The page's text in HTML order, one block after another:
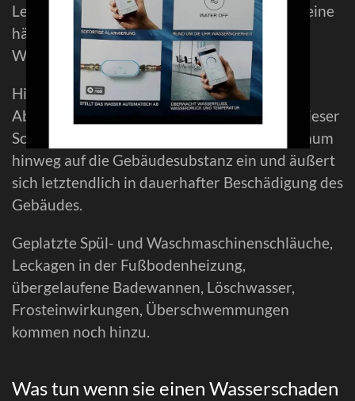
Leitungen und Zu- oder Abwasserleitungen eine
häufige Ursache für den auftretenden
Wasserschaden.
Hinzu kommen Schäden in Folge von
Abdichtungsmängeln einer Gebäudehülle. Dieser
Schaden wirkt oft über einen längeren Zeitraum
hinweg auf die Gebäudesubstanz ein und äußert
sich letztendlich in dauerhafter Beschädigung des
Gebäudes.
Geplatzte Spül- und Waschmaschinenschläuche,
Leckagen in der Fußbodenheizung,
übergelaufene Badewannen, Löschwasser,
Frosteinwirkungen, Überschwemmungen
kommen noch hinzu.
Was tun wenn sie einen Wasserschaden